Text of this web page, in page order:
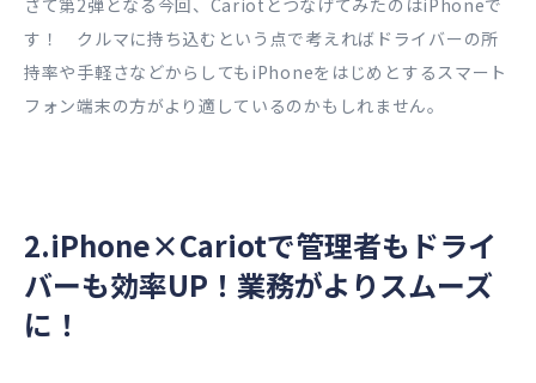
さて第2弾となる今回、CariotとつなげてみたのはiPhoneで
す！ クルマに持ち込むという点で考えればドライバーの所
持率や手軽さなどからしてもiPhoneをはじめとするスマート
フォン端末の方がより適しているのかもしれません。
2.iPhone×Cariotで管理者もドライ
バーも効率UP！業務がよりスムーズ
に！